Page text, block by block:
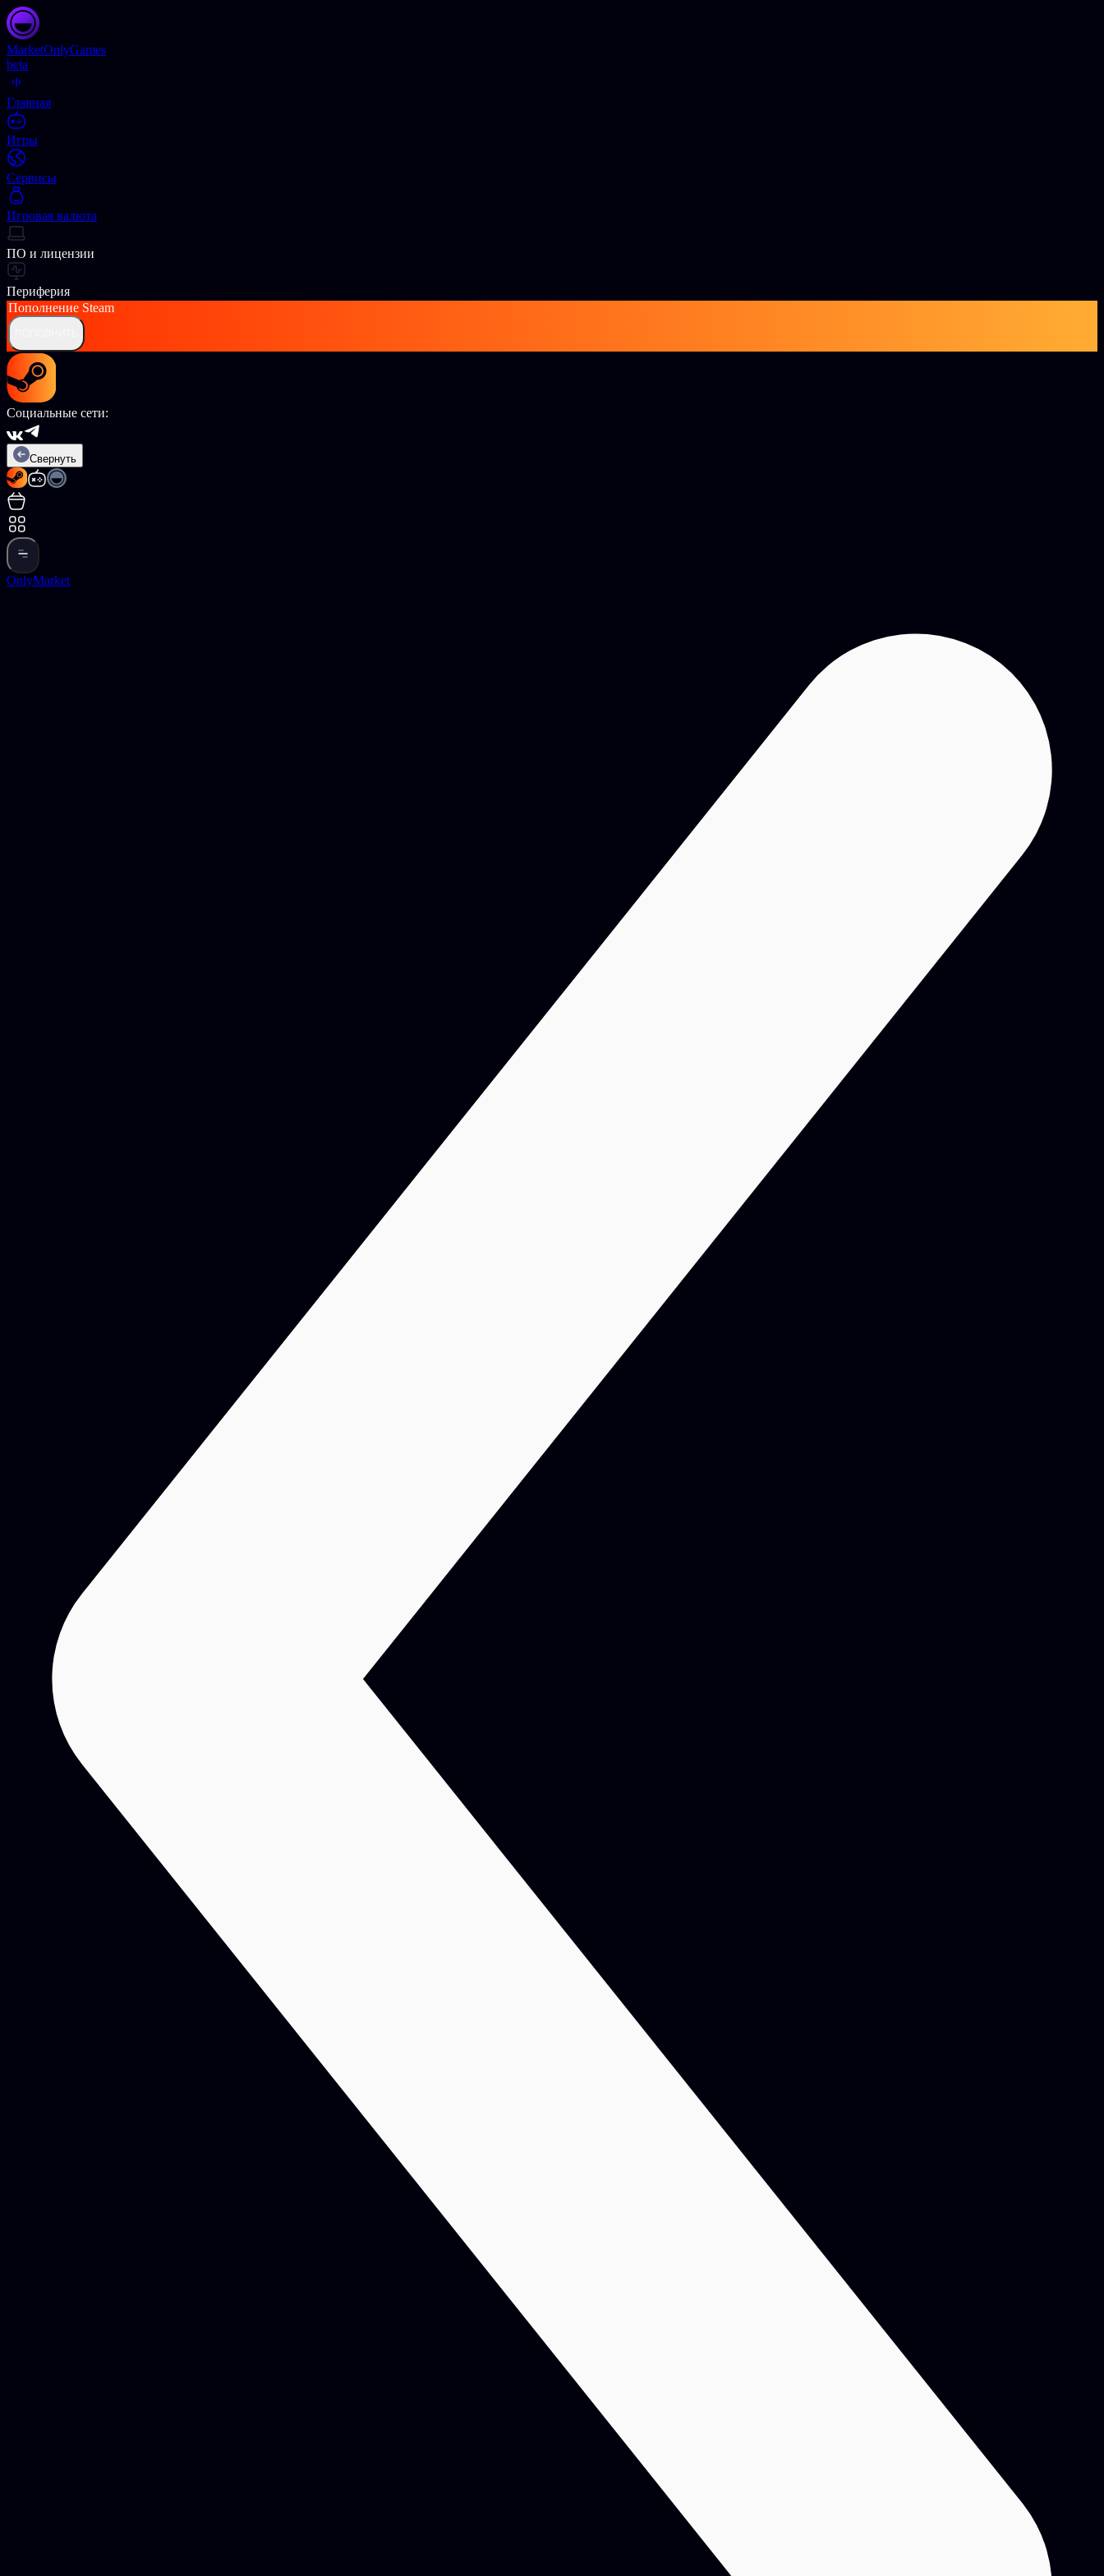
MarketOnlyGames
beta
Главная
Игры
Сервисы
Игровая валюта
ПО и лицензии
Периферия
Пополнение Steam
Социальные сети:
Свернуть
OnlyMarket